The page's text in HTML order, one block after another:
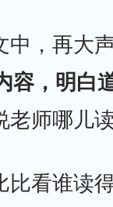
中，再大
容，明白
老师哪儿
比看谁读